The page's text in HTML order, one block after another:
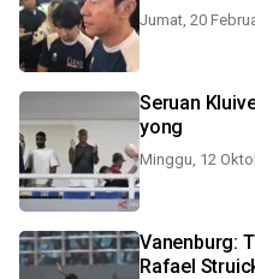
Jumat, 20
Seruan
yong
Minggu, 12
Vanenburg:
Rafael